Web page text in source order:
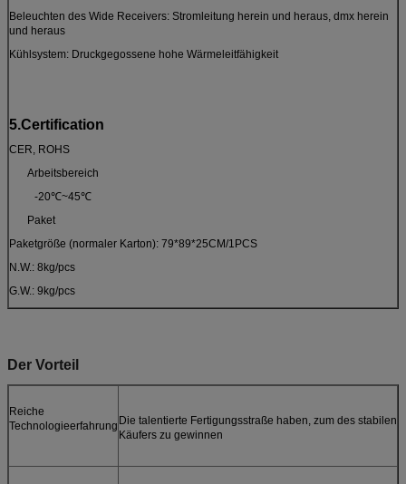
Beleuchten des Wide Receivers: Stromleitung herein und heraus, dmx herein
und heraus
Kühlsystem: Druckgegossene hohe Wärmeleitfähigkeit
5.Certification
CER, ROHS
Arbeitsbereich
-20℃~45℃
Paket
Paketgröße (normaler Karton): 79*89*25CM/1PCS
N.W.: 8kg/pcs
G.W.: 9kg/pcs
Der Vorteil
Reiche
Technologieerfahrung Die talentierte Fertigungsstraße haben, zum des stabilen
Käufers zu gewinnen